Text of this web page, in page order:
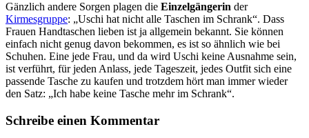
Gänzlich andere Sorgen plagen die Einzelgängerin der
Kirmesgruppe: „Uschi hat nicht alle Taschen im Schrank“. Dass
Frauen Handtaschen lieben ist ja allgemein bekannt. Sie können
einfach nicht genug davon bekommen, es ist so ähnlich wie bei
Schuhen. Eine jede Frau, und da wird Uschi keine Ausnahme sein,
ist verführt, für jeden Anlass, jede Tageszeit, jedes Outfit sich eine
passende Tasche zu kaufen und trotzdem hört man immer wieder
den Satz: „Ich habe keine Tasche mehr im Schrank“.
Schreibe einen Kommentar